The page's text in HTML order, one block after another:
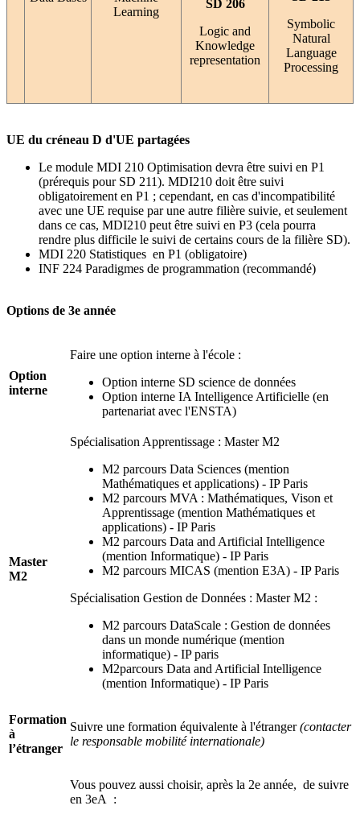
Learning
SD 206
Logic and
Knowledge
representation
Symbolic
Natural
Language
Processing
UE du créneau D d'UE partagées
Le module MDI 210 Optimisation devra être suivi en P1
(prérequis pour SD 211). MDI210 doit être suivi
obligatoirement en P1 ; cependant, en cas d'incompatibilité
avec une UE requise par une autre filière suivie, et seulement
dans ce cas, MDI210 peut être suivi en P3 (cela pourra
rendre plus difficile le suivi de certains cours de la filière SD).
MDI 220 Statistiques en P1 (obligatoire)
INF 224 Paradigmes de programmation (recommandé)
Options de 3e année
Option
interne
Faire une option interne à l'école :
Option interne SD science de données
Option interne IA Intelligence Artificielle (en
partenariat avec l'ENSTA)
Master
M2
Spécialisation Apprentissage : Master M2
M2 parcours Data Sciences (mention
Mathématiques et applications) - IP Paris
M2 parcours MVA : Mathématiques, Vison et
Apprentissage (mention Mathématiques et
applications) - IP Paris
M2 parcours Data and Artificial Intelligence
(mention Informatique) - IP Paris
M2 parcours MICAS (mention E3A) - IP Paris
Spécialisation Gestion de Données : Master M2 :
M2 parcours DataScale : Gestion de données
dans un monde numérique (mention
informatique) - IP paris
M2parcours Data and Artificial Intelligence
(mention Informatique) - IP Paris
Formation
à
l’étranger
Suivre une formation équivalente à l'étranger(contacter
le responsable mobilité internationale)
Vous pouvez aussi choisir, après la 2e année, de suivre
en 3eA :